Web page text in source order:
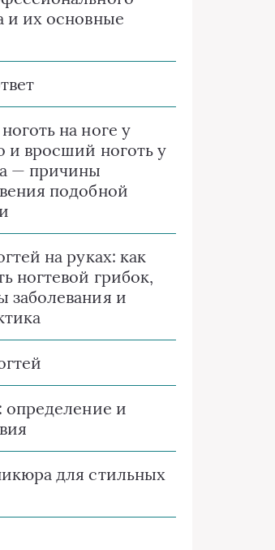
и их основные
на ноге у
и вросший ноготь у
— причины
подобной
на руках: как
ногтевой грибок,
заболевания и
определение и
для стильных